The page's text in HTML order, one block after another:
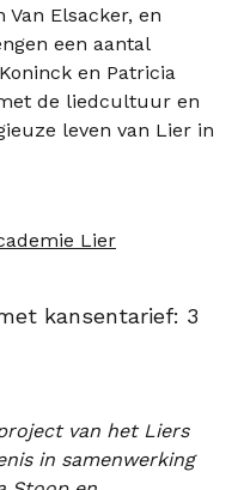
Van Elsacker, en
een aantal
en Patricia
de liedcultuur en
leven van Lier in
Lier
kansentarief: 3
van het Liers
in samenwerking